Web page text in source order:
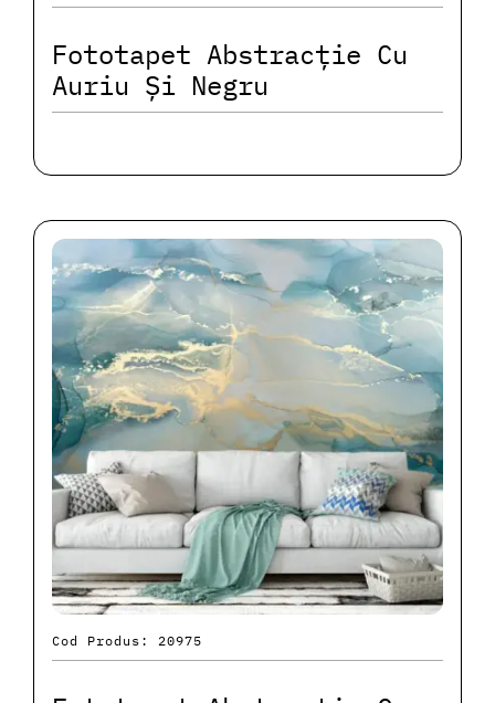
Fototapet Abstracție Cu
Auriu Și Negru
Cod Produs: 20975